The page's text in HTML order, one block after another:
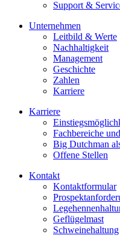
Support &
Unternehmen
Leitbild & Werte
Nachhaltigkeit
Management
Geschichte
Zahlen
Karriere
Karriere
Fachbereiche
Big Dutchman
Offene Stellen
Kontakt
Kontaktformular
Geflügelmast
Schweinehaltung